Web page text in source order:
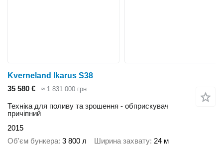
Kverneland Ikarus S38
35 580 €
≈ 1 831 000 грн
Техніка для поливу та зрошення - обприскувач
причіпний
2015
Об'єм бункера 3 800 л Ширина захвату 24 м